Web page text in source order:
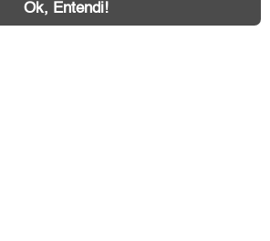
Ok, Entendi!